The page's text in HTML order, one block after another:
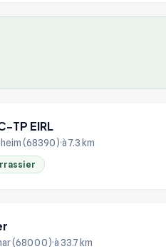
TP EIRL
(68390) à 7.3 km
(68000) à 33.7 km